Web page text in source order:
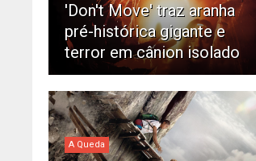
'Don't Move' traz aranha
pré-histórica gigante e
terror em cânion isolado
A Queda